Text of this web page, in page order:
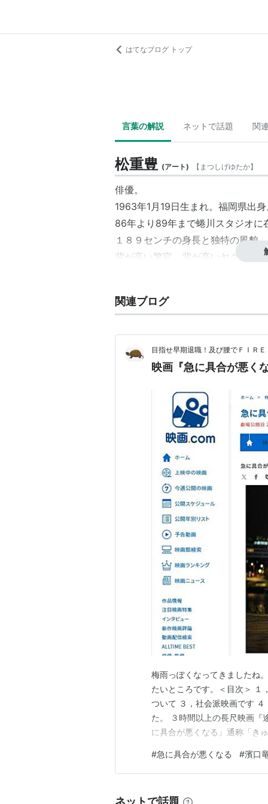
はてなブログ トップ
言葉の解説 ネットで話題 関
松重豊 (アート) 【 まつしげゆたか】
俳優。
1963年1月19日生まれ。福岡県出
86年より89年まで蜷川スタジオに
１８９センチの身長と独特の風貌
背が高い警官、背が高いヤクザ、
と速く泳ぐ』など。
トーク番組で見せる素顔は、かな
出演映画作品
『地獄の警備員』(1992)
『午後の遺言状』(1995)
『東京夜曲』(1997)
『リング』(1998)
『らせん』(1998)
『アドレナリンドライブ』
『EM EMBALMING』(1999)
『カリスマ』(2000)
『MONDAY』(2000)
『どら平太』(2000)
『ざわざわ下北沢』(2000)
『博多ムービー ちんちろまい
『新・仁義なき戦い』(2000)
『三文役者』(2000)
『人間の屑』(2001)
『えんがわの犬』(2001)
『サトラレ』(2001)
関連ブログ
目指せ早期退職！及び腰でＦＩＲＥ
映画『急に具合が悪く
梅雨っぽくなってきましたね
たいところです。＜目次＞ １
ついて ３，社会派映画です
た。 ３時間以上の長尺映画『
に具合が悪くなる』通称「き
主人公はマリーとマリの２人
ー」という名の管理職。「ユ
#急に具合が悪くなる #濱口
ネットで話題